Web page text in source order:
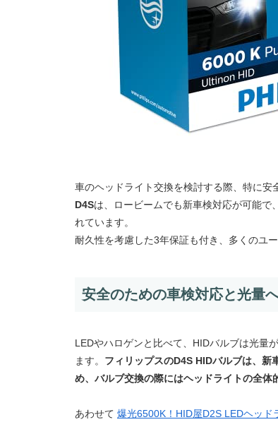
車のヘッドライト交換を検討する際、特に安
D4Sは、ロービームでも新車検対応が可能で
れています。
耐久性を考慮した3年保証も付き、多くのユ
安全のための車検対応と光量
LEDやハロゲンと比べて、HIDバルブは光量
ます。 フィリップスのD4S HIDバルブは、新
め、バルブ交換の際にはヘッドライトの全体
あわせて 爆光6500K！HID屋D2S LEDヘッド